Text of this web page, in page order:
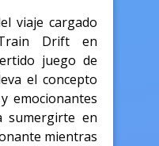
viaje cargado
Drift en
juego de
el concepto
emocionantes
sumergirte en
mientras